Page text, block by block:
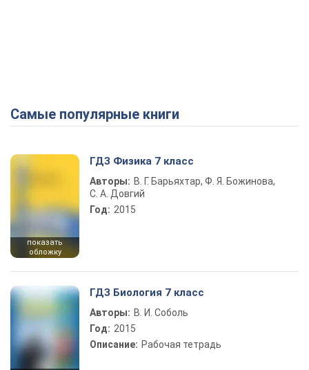
Самые популярные книги
показать
обложку
ГДЗ Физика 7 класс
Авторы: В. Г. Барьяхтар, Ф. Я. Божинова,
С. А. Довгий
Год: 2015
ГДЗ Биология 7 класс
Авторы: В. И. Соболь
Год: 2015
Описание: Рабочая тетрадь